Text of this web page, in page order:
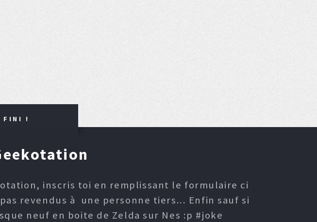
FINI !
inscris toi en remplissant le formulaire ci
revendus à une personne tiers... Enfin sauf si
neuf en boite de Zelda sur Nes :p #joke